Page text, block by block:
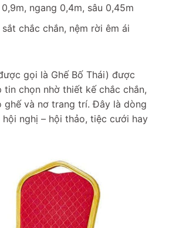
ngang 0,4m, sâu 0,45m
chắc chắn, nệm rời êm ái
gọi là Ghế Bố Thái) được
tin chọn nhờ thiết kế chắc chắn,
ghế và nơ trang trí. Đây là dòng
nghị – hội thảo, tiệc cưới hay